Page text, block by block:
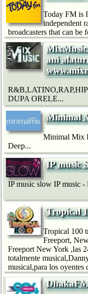
Today FM is
independent
broadcasters that can be
ani
DUPA ORELE...
Minimal
Minimal Mix
Deep...
IP music
IP music slow IP music
Tropical
Tropical 100
Freeport,
Freeport New York ,las
totalmente
musical,para los oyentes